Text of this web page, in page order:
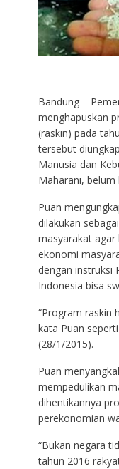
Bandung –
menghapuskan
(raskin) pada
tersebut
Manusia dan
Maharani, belum
Puan
dilakukan
masyarakat agar
ekonomi
dengan instruksi
Indonesia bisa
“Program raskin
kata Puan
(28/1/2015).
Puan
mempedulikan
dihentikannya
perekonomian
“Bukan negara
tahun 2016